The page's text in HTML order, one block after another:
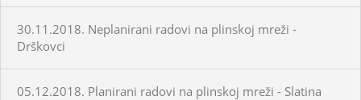
30.11.2018. Neplanirani radovi na plinskoj mreži -
Drškovci
05.12.2018. Planirani radovi na plinskoj mreži - Slatina